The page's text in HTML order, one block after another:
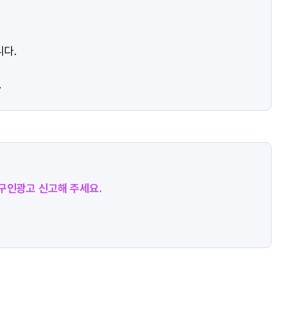
다.
인광고 신고해 주세요.